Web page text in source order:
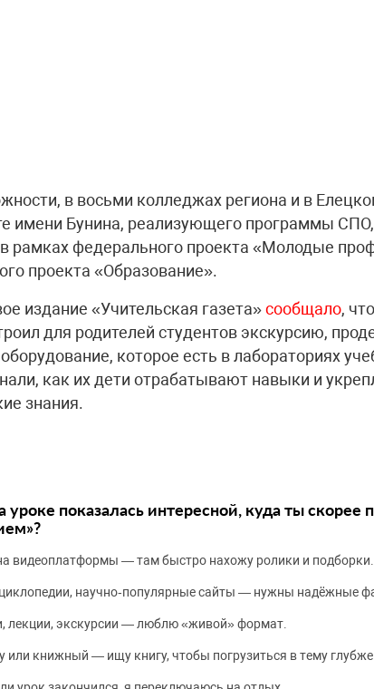
в восьми колледжах региона и в
имени Бунина, реализующего программы
рамках федерального проекта «Молодые
проекта «Образование».
издание «Учительская газета»сообщало,
для родителей студентов экскурсию,
которое есть в лабораториях
как их дети отрабатывают навыки и
знания.
уроке показалась интересной, куда ты скорее
видеоплатформы — там быстро нахожу ролики и подборки.
научно‑популярные сайты — нужны надёжные
лекции, экскурсии — люблю «живой» формат.
или книжный — ищу книгу, чтобы погрузиться в тему